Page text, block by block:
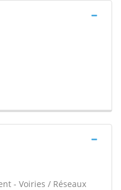
- Voiries / Réseaux